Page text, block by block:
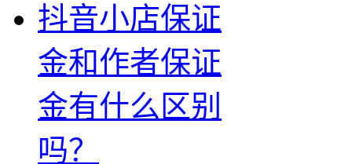
抖音小店保证
金和作者保证
金有什么区别
吗？